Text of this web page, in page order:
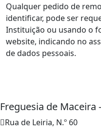
Qualquer pedido de
identificar, pode ser
Instituição ou usando o
website, indicando no
de dados pessoais.
Freguesia de Maceira
Rua de Leiria, N.º 60